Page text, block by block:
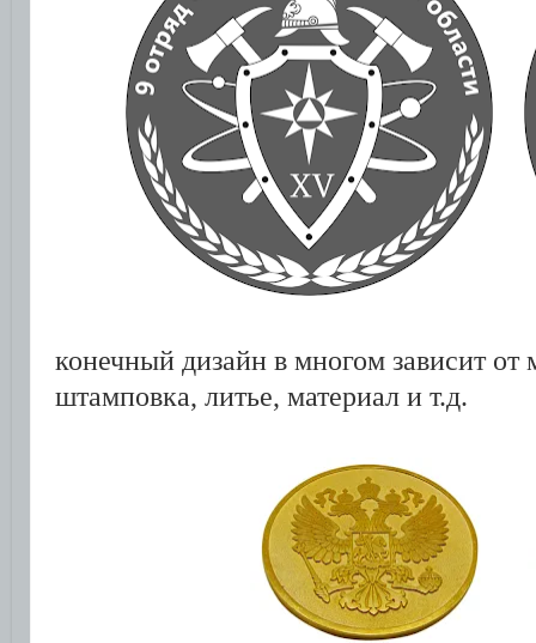
конечный дизайн в многом зависит от
штамповка, литье, материал и т.д.